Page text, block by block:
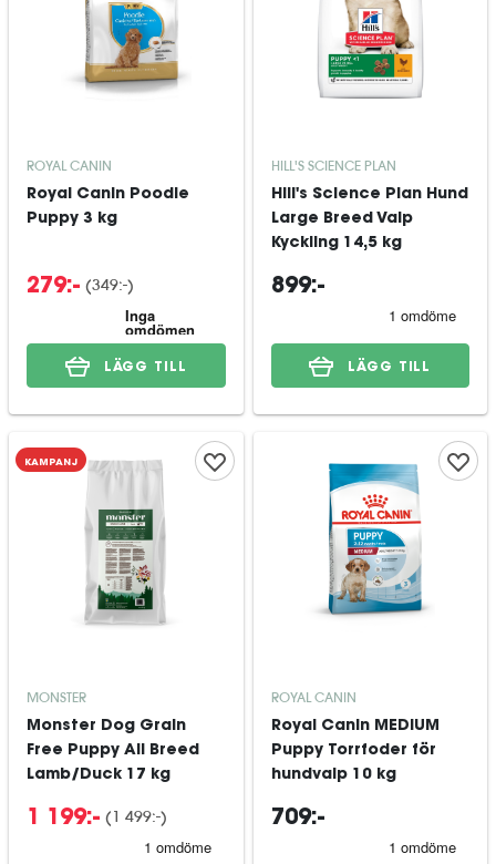
ROYAL CANIN
Royal Canin Poodle
Puppy 3 kg
279:- (349:-)
LÄGG TILL
HILL'S SCIENCE PLAN
Hill's Science Plan Hund
Large Breed Valp
Kyckling 14,5 kg
899:-
LÄGG TILL
KAMPANJ
MONSTER
Monster Dog Grain
Free Puppy All Breed
Lamb/Duck 17 kg
1 199:- (1 499:-)
ROYAL CANIN
Royal Canin MEDIUM
Puppy Torrfoder för
hundvalp 10 kg
709:-